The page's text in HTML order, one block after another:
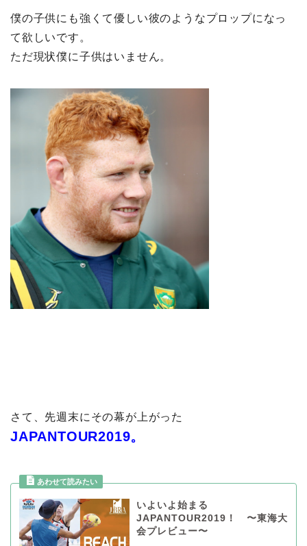
僕の子供にも強くて優しい彼のようなプロップになっ
て欲しいです。
ただ現状僕に子供はいません。
さて、先週末にその幕が上がった
JAPANTOUR2019。
いよいよ始まる
JAPANTOUR2019！ 〜東海大
会プレビュー〜